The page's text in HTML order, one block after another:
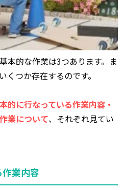
本的な作業は3つあります。ま
くつか存在するのです。
的に行なっている作業内容・
業について、それぞれ見てい
業内容